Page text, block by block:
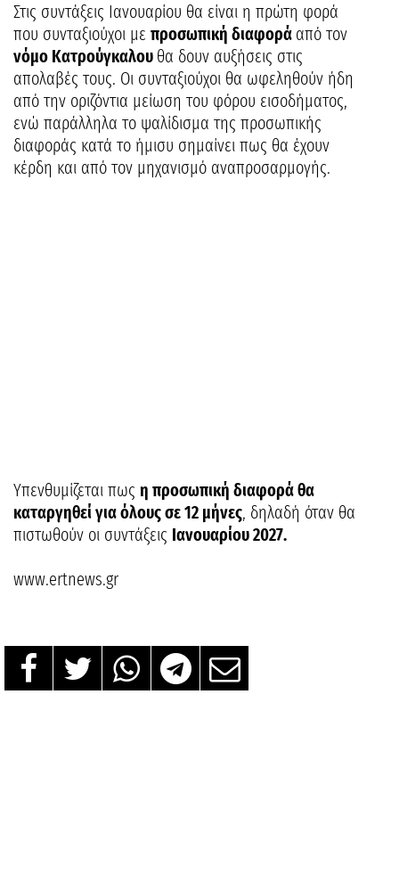
Στις συντάξεις Ιανουαρίου θα είναι η πρώτη φορά
που συνταξιούχοι με προσωπική διαφορά από τον
νόμο Κατρούγκαλου θα δουν αυξήσεις στις
απολαβές τους. Οι συνταξιούχοι θα ωφεληθούν ήδη
από την οριζόντια μείωση του φόρου εισοδήματος,
ενώ παράλληλα το ψαλίδισμα της προσωπικής
διαφοράς κατά το ήμισυ σημαίνει πως θα έχουν
κέρδη και από τον μηχανισμό αναπροσαρμογής.
Υπενθυμίζεται πως η προσωπική διαφορά θα
καταργηθεί για όλους σε 12 μήνες, δηλαδή όταν θα
πιστωθούν οι συντάξεις Ιανουαρίου 2027.
www.ertnews.gr